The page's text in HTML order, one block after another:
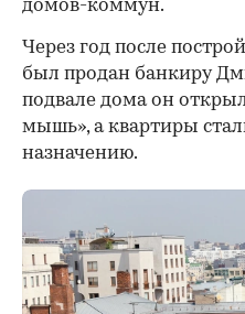
домов-коммун.
Через год после
был продан банкиру
подвале дома он
мышь», а квартиры
назначению.